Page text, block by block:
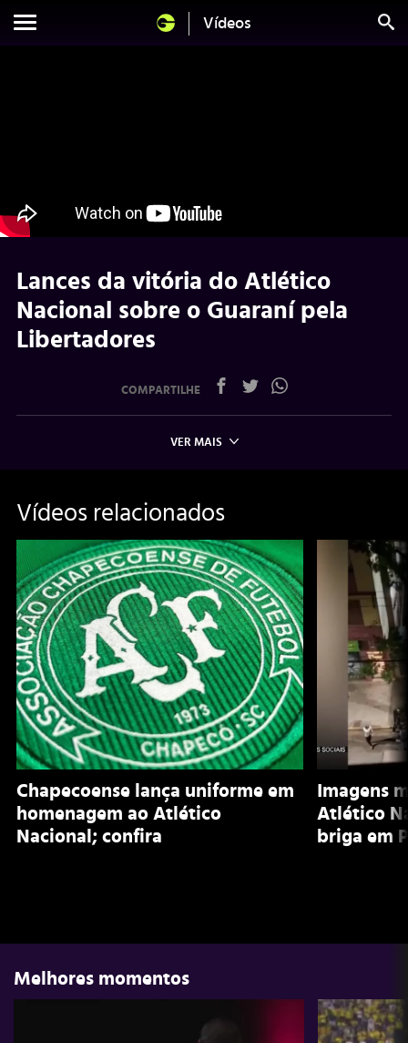
Vídeos
Lances da vitória do Atlético
Nacional sobre o Guaraní pela
Libertadores
COMPARTILHE
VER MAIS
Vídeos relacionados
Chapecoense lança uniforme em
homenagem ao Atlético
Nacional; confira
Imagens
Atlético
briga em
Melhores momentos